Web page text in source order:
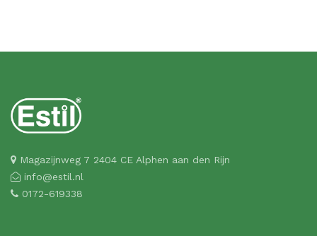
Magazijnweg 7 2404 CE Alphen aan den Rijn
info@estil.nl
0172-619338